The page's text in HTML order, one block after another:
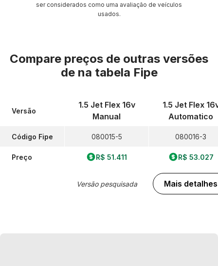
ser considerados como uma avaliação de veículos
usados.
Compare preços de outras versões
de na tabela Fipe
Versão
Código Fipe
Preço
1.5 Jet Flex 16v
Manual
080015-5
R$ 51.411
Versão pesquisada
1.5 Jet Flex
Automatico
080016-3
R$ 53.027
Mais detalhes